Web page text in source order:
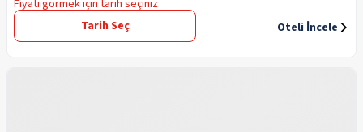
Fiyatı görmek için tarih seçiniz
Tarih Seç
Oteli İncele